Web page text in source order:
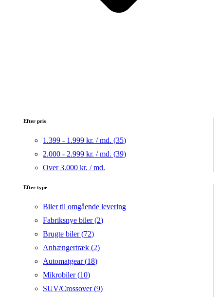
Efter pris
1.399 - 1.999 kr. / md. (35)
2.000 - 2.999 kr. / md. (39)
Over 3.000 kr. / md.
Efter type
Biler til omgående levering
Fabriksnye biler (2)
Brugte biler (72)
Anhængertræk (2)
Automatgear (18)
Mikrobiler (10)
SUV/Crossover (9)